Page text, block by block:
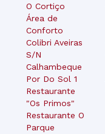
O Cortiço
Área de
Conforto
Colibri Aveiras
S/N
Calhambeque
Por Do Sol 1
Restaurante
"Os Primos"
Restaurante O
Parque